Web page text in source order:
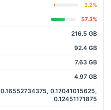
3.2%
57.3%
216.5 GB
92.4 GB
7.63 GB
4.97 GB
0.16552734375, 0.17041015625,
0.12451171875